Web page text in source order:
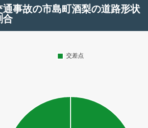
通事故の市島町酒梨の道路形状
合